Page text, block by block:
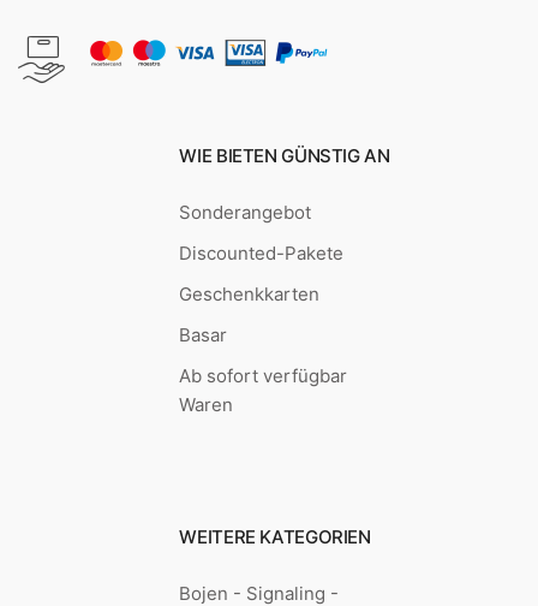
WIE BIETEN GÜNSTIG AN
Sonderangebot
Discounted-Pakete
Geschenkkarten
Basar
Ab sofort verfügbar
Waren
WEITERE KATEGORIEN
Bojen - Signaling -